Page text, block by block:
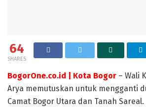
64
SHARES
BogorOne.co.id | Kota Bogor – Wali
Arya memutuskan untuk mengganti
Camat Bogor Utara dan Tanah